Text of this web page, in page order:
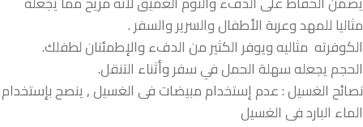
مثاليا للمهد وعربة الأطفال والسرير والسفر .
الكوفرته مثاليه ويوفر الكثير من الدفء والإطمئنان لطفلك.
الحجم يجعله سهلة الحمل في سفر وأثناء التنقل.
نصائح الغسيل : عدم إستخدام مبيضات فى الغسيل , ينصح بإستخدام
الماء البارد فى الغسيل